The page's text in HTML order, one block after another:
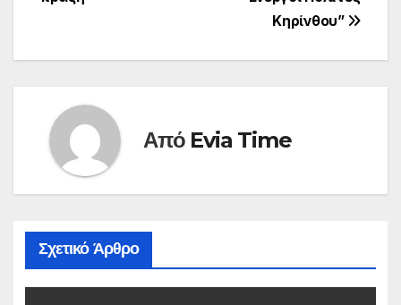
Κηρίνθου”
Από Evia Time
Σχετικό Άρθρο